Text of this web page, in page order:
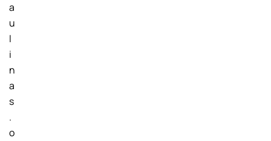
a
u
l
i
n
a
s
.
o